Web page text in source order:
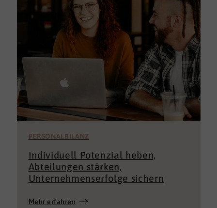
PERSONALBILANZ
Individuell Potenzial heben,
Abteilungen stärken,
Unternehmenserfolge sichern
Mehr erfahren